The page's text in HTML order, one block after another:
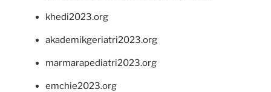
khedi2023.org
akademikgeriatri2023.org
marmarapediatri2023.org
emchie2023.org